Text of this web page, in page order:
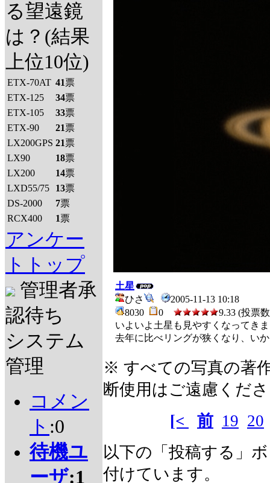
る望遠鏡
は？(結果
上位10位)
ETX-70AT 41票
ETX-125
34票
ETX-105
33票
ETX-90
21票
LX200GPS 21票
LX90
18票
LX200
14票
LXD55/75
13票
DS-2000
7票
RCX400
1票
アンケー
トトップ
管理者承
認待ち
システム
管理
コメン
ト :0
待機ユ
ーザ:1
土星
ひさ
2005-11-13 10:18
8030
0
9.33 (投票
いよいよ土星も見やすくなってき
去年に比べリングが狭くなり、い
※ すべての写真の著
断使用はご遠慮くだ
[<
前 19 20
以下の「投稿する」
付けています。